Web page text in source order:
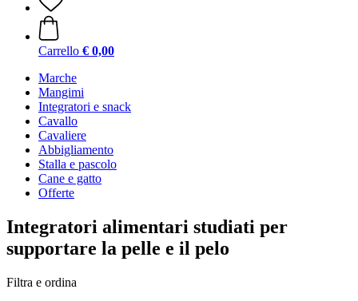
Carrello € 0,00
Marche
Mangimi
Integratori e snack
Cavallo
Cavaliere
Abbigliamento
Stalla e pascolo
Cane e gatto
Offerte
Integratori alimentari studiati per
supportare la pelle e il pelo
Filtra e ordina